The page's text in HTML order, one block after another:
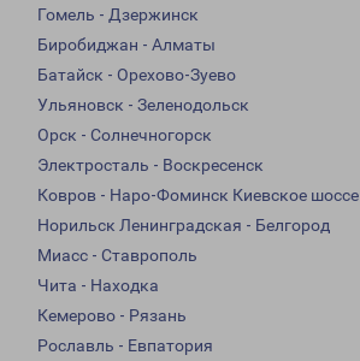
Гомель - Дзержинск
Биробиджан - Алматы
Батайск - Орехово-Зуево
Ульяновск - Зеленодольск
Орск - Солнечногорск
Электросталь - Воскресенск
Ковров - Наро-Фоминск Киевское шоссе
Норильск Ленинградская - Белгород
Миасс - Ставрополь
Чита - Находка
Кемерово - Рязань
Рославль - Евпатория